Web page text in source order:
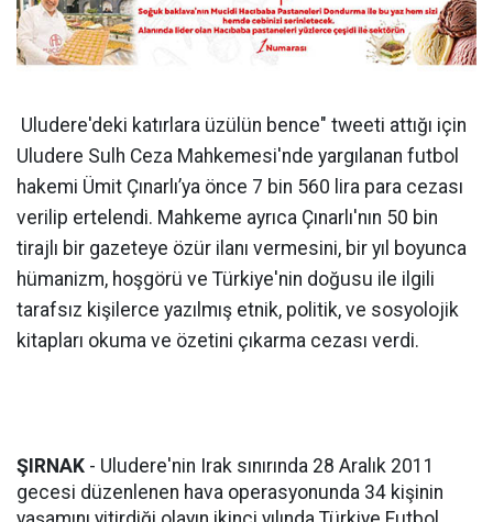
Uludere'deki katırlara üzülün bence" tweeti attığı için
Uludere Sulh Ceza Mahkemesi'nde yargılanan futbol
hakemi Ümit Çınarlı’ya önce 7 bin 560 lira para cezası
verilip ertelendi. Mahkeme ayrıca Çınarlı'nın 50 bin
tirajlı bir gazeteye özür ilanı vermesini, bir yıl boyunca
hümanizm, hoşgörü ve Türkiye'nin doğusu ile ilgili
tarafsız kişilerce yazılmış etnik, politik, ve sosyolojik
kitapları okuma ve özetini çıkarma cezası verdi.
ŞIRNAK - Uludere'nin Irak sınırında 28 Aralık 2011
gecesi düzenlenen hava operasyonunda 34 kişinin